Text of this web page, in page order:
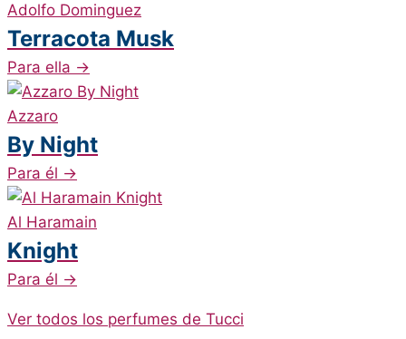
Adolfo Dominguez
Terracota Musk
Para ella →
Azzaro
By Night
Para él →
Al Haramain
Knight
Para él →
Ver todos los perfumes de Tucci